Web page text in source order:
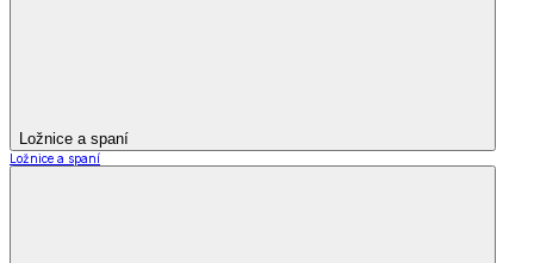
Ložnice a spaní
Ložnice a spaní